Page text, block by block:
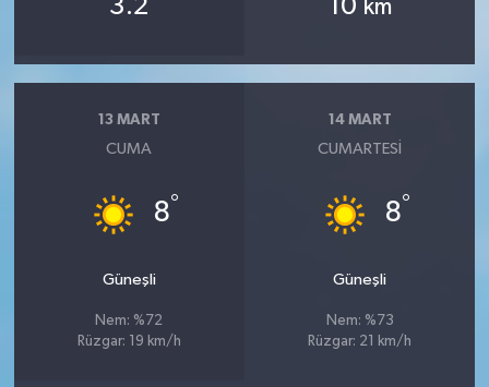
3.2 10 km
13 MART
CUMA
8°
Güneşli
Nem: %72
Rüzgar: 19 km/h
14 MART
CUMARTESI
8°
Güneşli
Nem: %73
Rüzgar: 21 km/h